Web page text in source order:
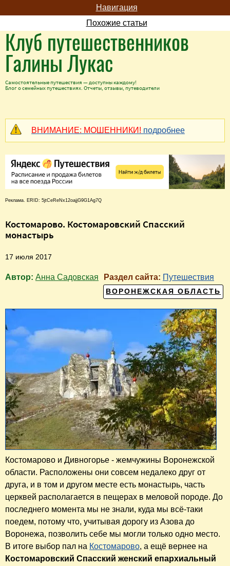
Навигация
Похожие статьи
Клуб путешественников
Галины Лукас
Самостоятельные путешествия — доступны каждому!
Блог о семейных путешествиях. Отчеты, отзывы, путеводители
ВНИМАНИЕ: МОШЕННИКИ! подробнее
Реклама. ERID: 5jtCeReNx12oajjG9G1Ag7Q
Костомарово. Костомаровский Спасский
монастырь
17 июля 2017
Автор: Анна Садовская Раздел сайта: Путешествия
ВОРОНЕЖСКАЯ ОБЛАСТЬ
Костомарово и Дивногорье - жемчужины Воронежской
области. Расположены они совсем недалеко друг от
друга, и в том и другом месте есть монастырь, часть
церквей располагается в пещерах в меловой породе. До
последнего момента мы не знали, куда мы всё-таки
поедем, потому что, учитывая дорогу из Азова до
Воронежа, позволить себе мы могли только одно место.
В итоге выбор пал на Костомарово, а ещё вернее на
Костомаровский Спасский женский епархиальный